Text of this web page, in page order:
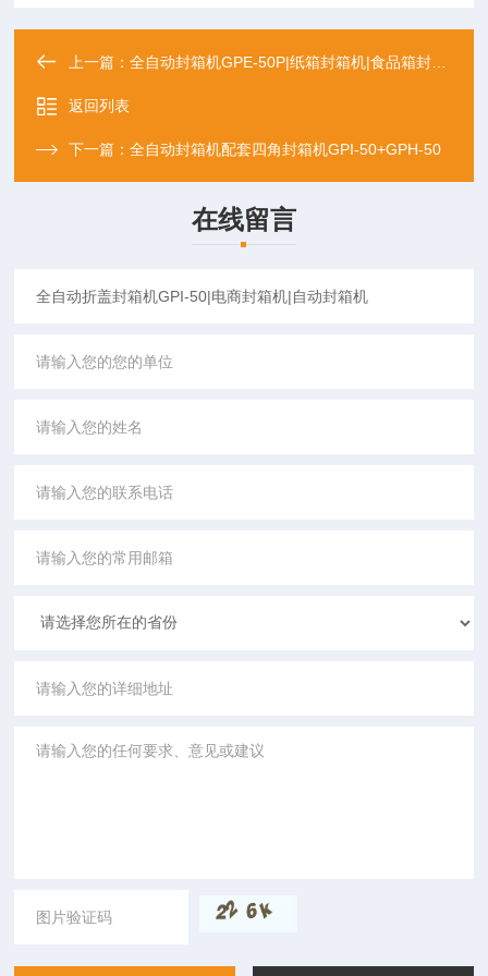
上一篇：全自动封箱机GPE-50P|纸箱封箱机|食品箱封箱机
返回列表
下一篇：全自动封箱机配套四角封箱机GPI-50+GPH-50
在线留言